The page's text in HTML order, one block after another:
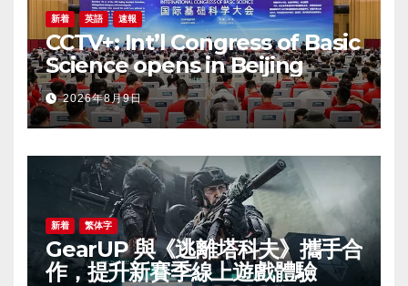
新着 英語 速報
CCTV+: Int’l Congress of Basic
Science opens in Beijing
2026年8月9日
新着 繁体字
GearUP 與《逃離塔科夫》攜手合
作，提升新賽季線上遊戲體驗